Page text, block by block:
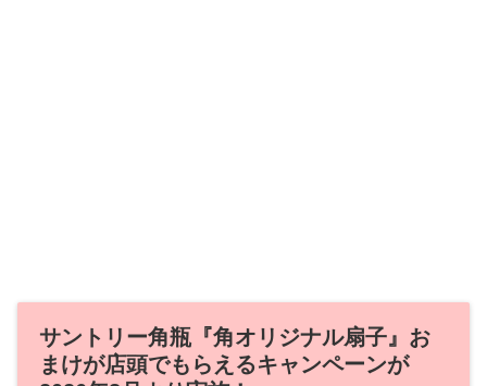
サントリー角瓶『角オリジナル扇子』お
まけが店頭でもらえるキャンペーンが